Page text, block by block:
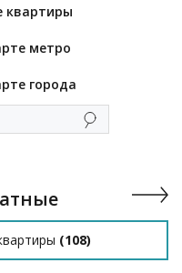
квартиры
метро
города
(108)